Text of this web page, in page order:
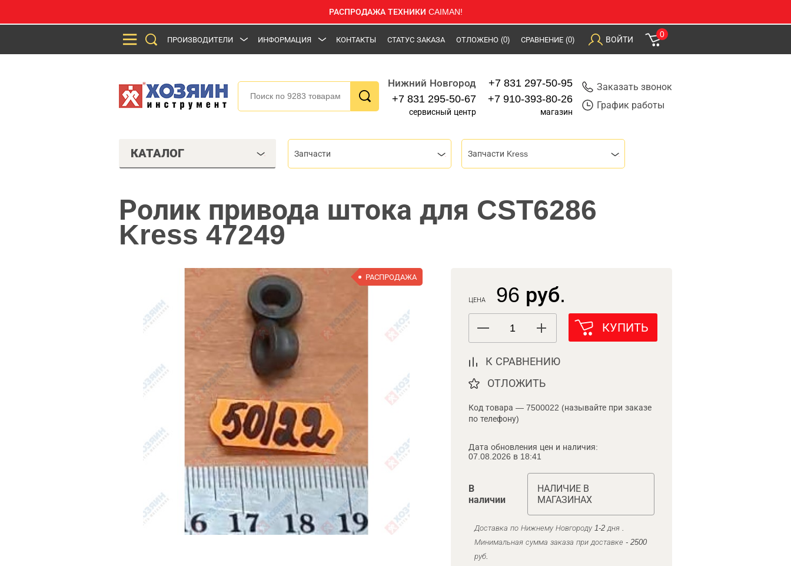
РАСПРОДАЖА ТЕХНИКИ CAIMAN!
ПРОИЗВОДИТЕЛИ ИНФОРМАЦИЯ КОНТАКТЫ СТАТУС ЗАКАЗА ОТЛОЖЕНО (0) СРАВНЕНИЕ (0) ВОЙТИ
0
Нижний Новгород
+7 831 295-50-67
сервисный центр
+7 831 297-50-95
+7 910-393-80-26
магазин
Заказать звонок
График работы
КАТАЛОГ Запчасти Запчасти Kress
Ролик привода штока для CST6286
Kress 47249
РАСПРОДАЖА
ЦЕНА 96 руб.
КУПИТЬ
К СРАВНЕНИЮ
ОТЛОЖИТЬ
Код товара — 7500022 (называйте при заказе
по телефону)
Дата обновления цен и наличия:
07.08.2026 в 18:41
В
наличии
НАЛИЧИЕ В
МАГАЗИНАХ
Доставка по Нижнему Новгороду 1-2 дня .
Минимальная сумма заказа при доставке - 2500
руб.